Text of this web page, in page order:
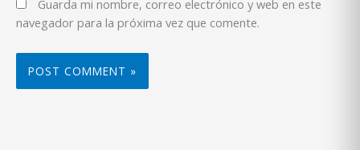
Guarda mi nombre, correo electrónico y web en este
navegador para la próxima vez que comente.